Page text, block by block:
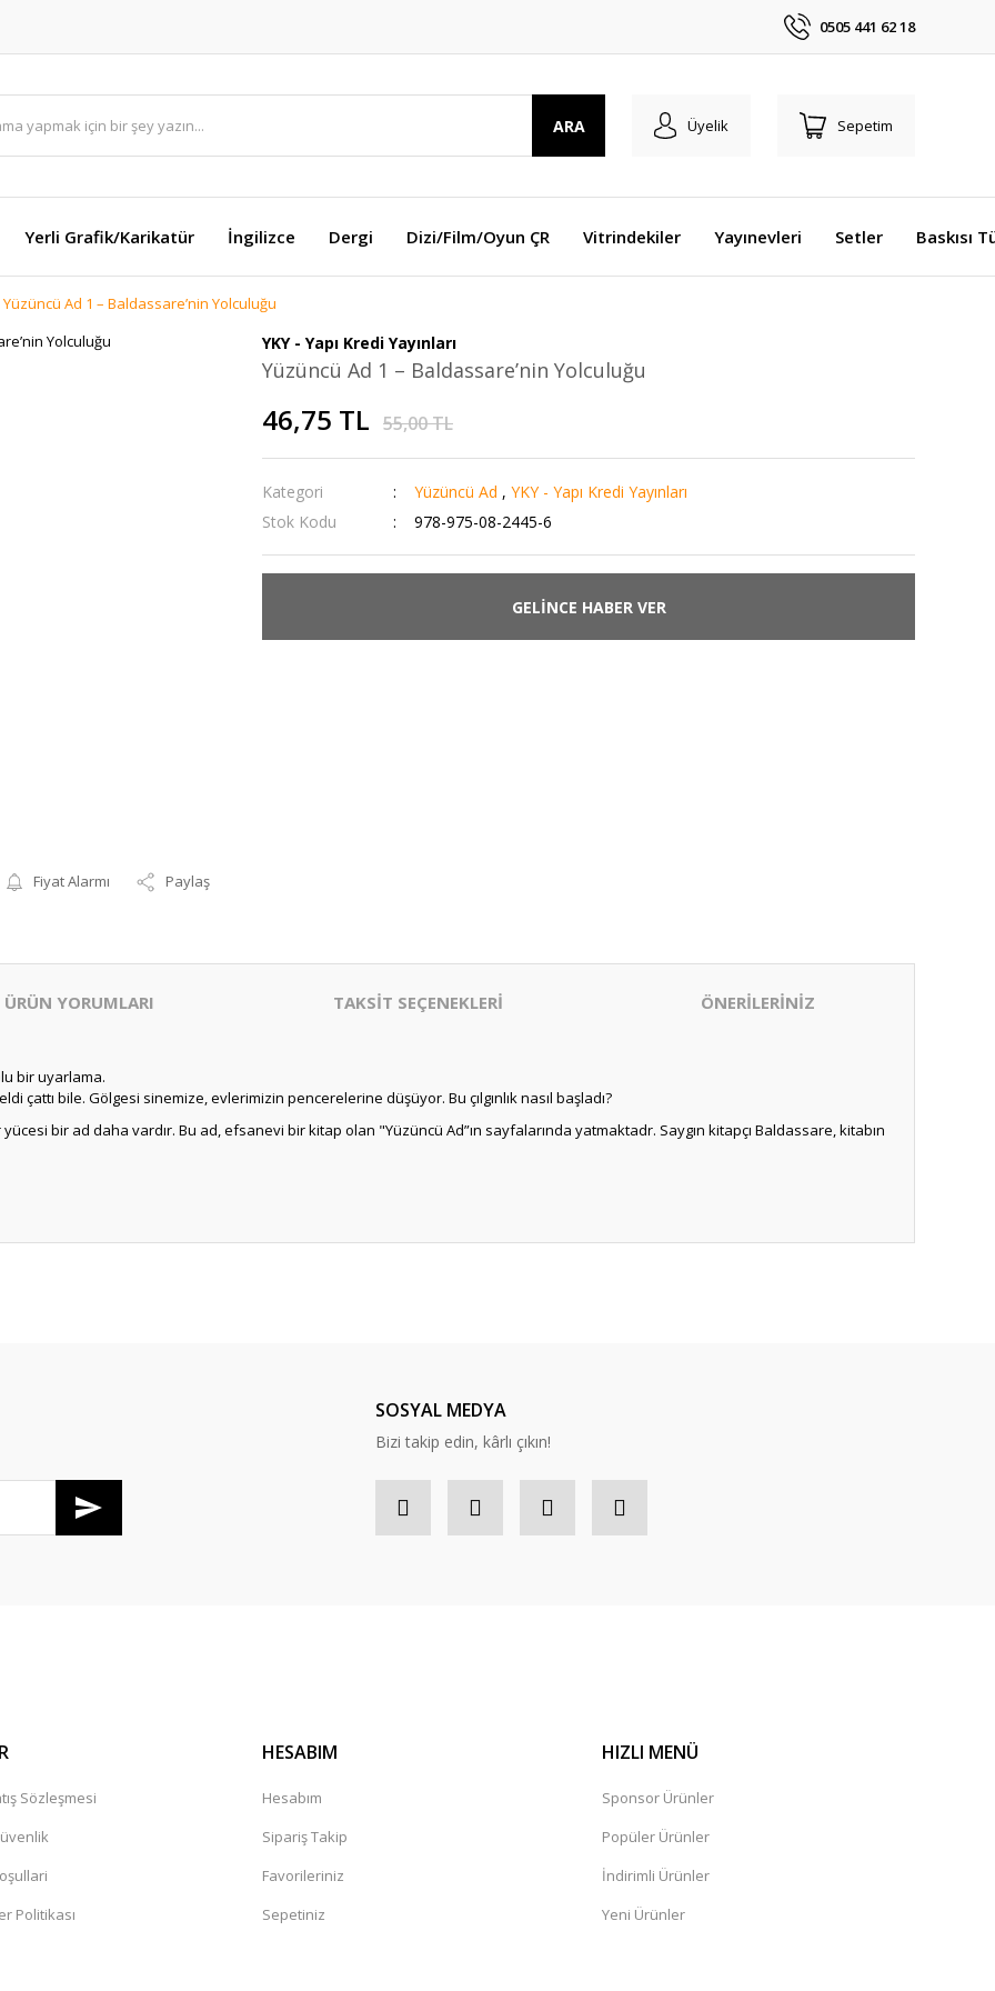
0505 441 62 18
ARA Üyelik Sepetim
Yerli Grafik/Karikatür İngilizce Dergi Dizi/Film/Oyun ÇR Vitrindekiler Yayınevleri Setler Baskısı
Yüzüncü Ad 1 – Baldassare’nin Yolculuğu
Fiyat Alarmı Paylaş
YKY - Yapı Kredi Yayınları
Yüzüncü Ad 1 – Baldassare’nin Yolculuğu
46,75 TL 55,00 TL
Kategori Yüzüncü Ad , YKY - Yapı Kredi Yayınları
Stok Kodu
978-975-08-2445-6
GELİNCE HABER VER
ÜRÜN YORUMLARI TAKSİT SEÇENEKLERİ ÖNERİLERİNİZ
bir uyarlama.
çattı bile. Gölgesi sinemize, evlerimizin pencerelerine düşüyor. Bu çılgınlık nasıl başladı?
bir ad daha vardır. Bu ad, efsanevi bir kitap olan "Yüzüncü Ad”ın sayfalarında yatmaktadr. Saygın kitapçı Baldassare, kitabın
SOSYAL MEDYA
Bizi takip edin, kârlı çıkın!
Sözleşmesi
Politikası
HESABIM
Hesabım
Sipariş Takip
Favorileriniz
Sepetiniz
HIZLI MENÜ
Sponsor Ürünler
Popüler Ürünler
İndirimli Ürünler
Yeni Ürünler